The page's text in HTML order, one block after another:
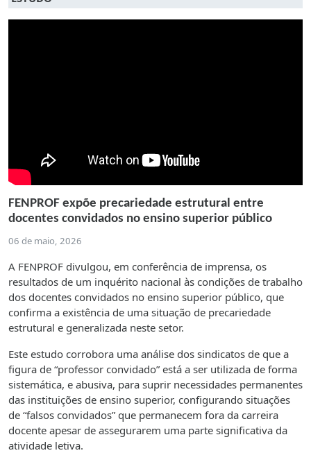
FENPROF expõe precariedade estrutural entre
docentes convidados no ensino superior público
06 de maio, 2026
A FENPROF divulgou, em conferência de imprensa, os
resultados de um inquérito nacional às condições de trabalho
dos docentes convidados no ensino superior público, que
confirma a existência de uma situação de precariedade
estrutural e generalizada neste setor.
Este estudo corrobora uma análise dos sindicatos de que a
figura de “professor convidado” está a ser utilizada de forma
sistemática, e abusiva, para suprir necessidades permanentes
das instituições de ensino superior, configurando situações
de “falsos convidados” que permanecem fora da carreira
docente apesar de assegurarem uma parte significativa da
atividade letiva.